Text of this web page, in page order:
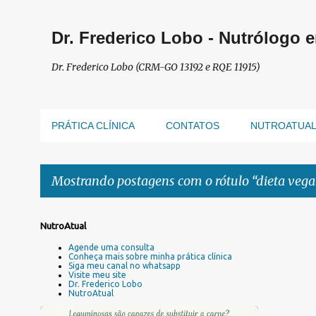
Dr. Frederico Lobo - Nutrólogo
Dr. Frederico Lobo (CRM-GO 13192 e RQE 11915)
PRÁTICA CLÍNICA CONTATOS NUTROATUAL
Mostrando postagens com o rótulo dieta
P
NutroAtual
Agende uma consulta
Conheça mais sobre minha prática clínica
Siga meu canal no whatsapp
Visite meu site
Dr. Frederico Lobo
NutroAtual